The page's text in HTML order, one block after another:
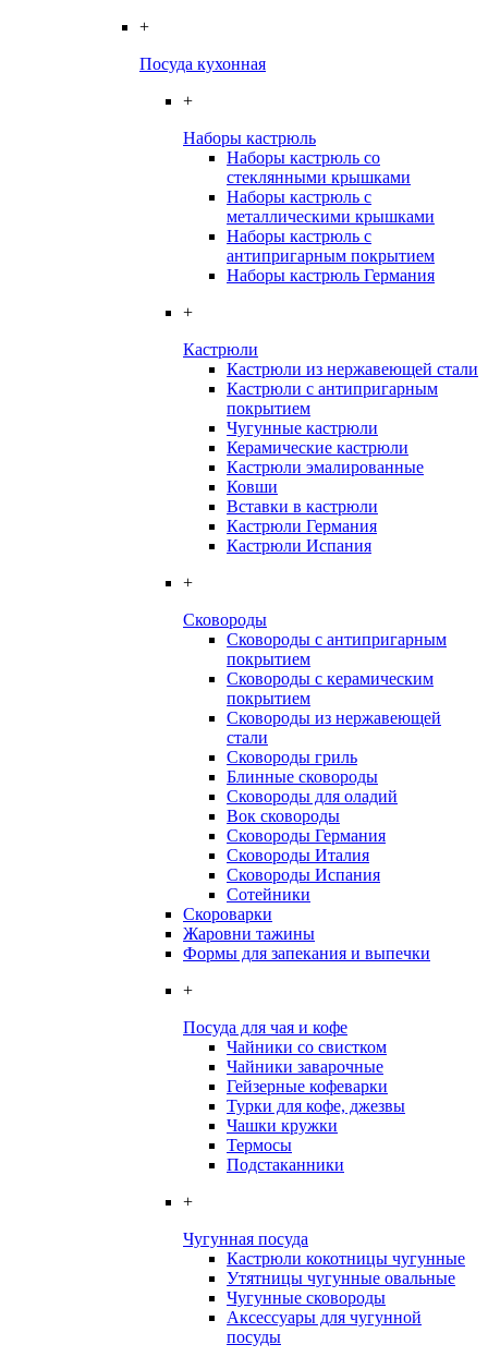
+
Посуда кухонная
+
Наборы кастрюль
Наборы кастрюль со
стеклянными крышками
Наборы кастрюль с
металлическими крышками
Наборы кастрюль с
антипригарным покрытием
Наборы кастрюль Германия
+
Кастрюли
Кастрюли из нержавеющей стали
Кастрюли с антипригарным
покрытием
Чугунные кастрюли
Керамические кастрюли
Кастрюли эмалированные
Ковши
Вставки в кастрюли
Кастрюли Германия
Кастрюли Испания
+
Сковороды
Сковороды с антипригарным
покрытием
Сковороды с керамическим
покрытием
Сковороды из нержавеющей
стали
Сковороды гриль
Блинные сковороды
Сковороды для оладий
Вок сковороды
Сковороды Германия
Сковороды Италия
Сковороды Испания
Сотейники
Скороварки
Жаровни тажины
Формы для запекания и выпечки
+
Посуда для чая и кофе
Чайники со свистком
Чайники заварочные
Гейзерные кофеварки
Турки для кофе, джезвы
Чашки кружки
Термосы
Подстаканники
+
Чугунная посуда
Кастрюли кокотницы чугунные
Утятницы чугунные овальные
Чугунные сковороды
Аксессуары для чугунной
посуды